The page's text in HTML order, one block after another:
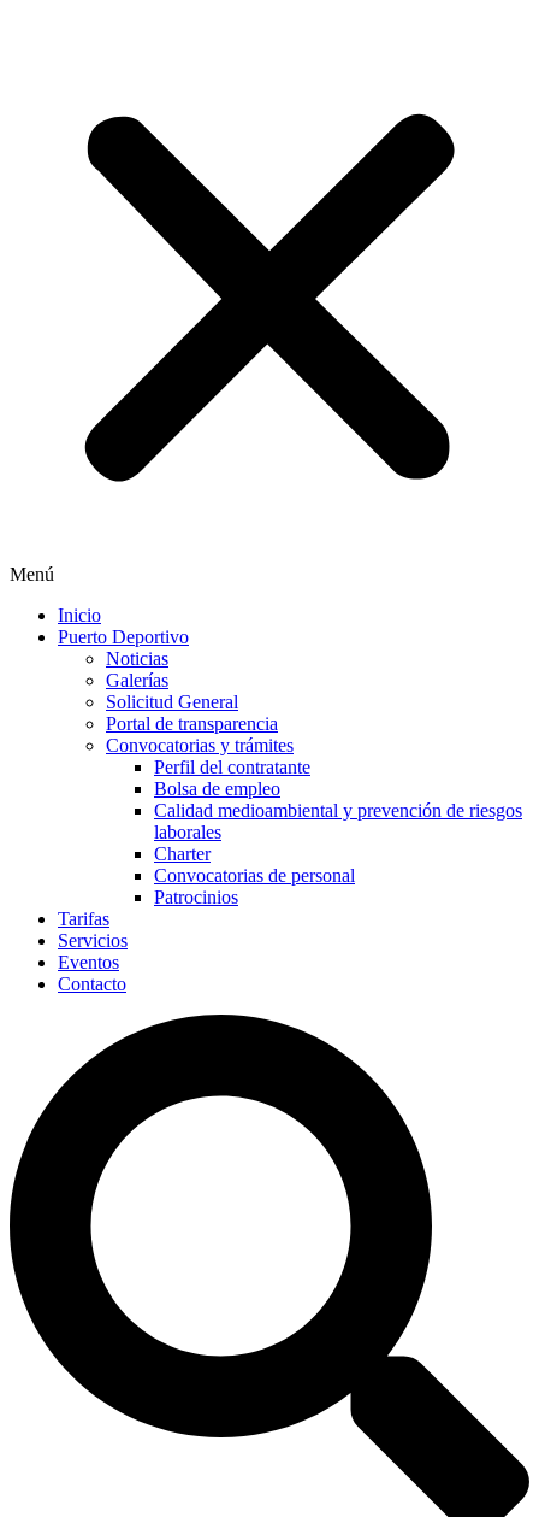
Menú
Inicio
Puerto Deportivo
Noticias
Galerías
Solicitud General
Portal de transparencia
Convocatorias y trámites
Perfil del contratante
Bolsa de empleo
Calidad medioambiental y prevención de riesgos
laborales
Charter
Convocatorias de personal
Patrocinios
Tarifas
Servicios
Eventos
Contacto